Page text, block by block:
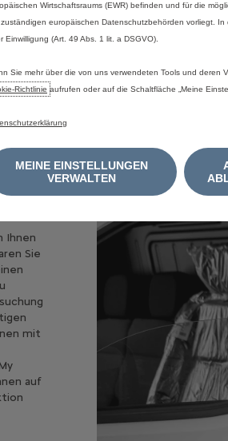
Ihnen
Sie
mit
auf
Wirtschaftsraums (EWR) befinden und für die
europäischen Datenschutzbehörden vorliegt.
Einwilligung (Art. 49 Abs. 1 lit. a DSGVO).
Sie mehr über die von uns verwendeten Tools und deren
aufrufen oder auf die Schaltfläche „Meine
MEINE EINSTELLUNGEN
VERWALTEN